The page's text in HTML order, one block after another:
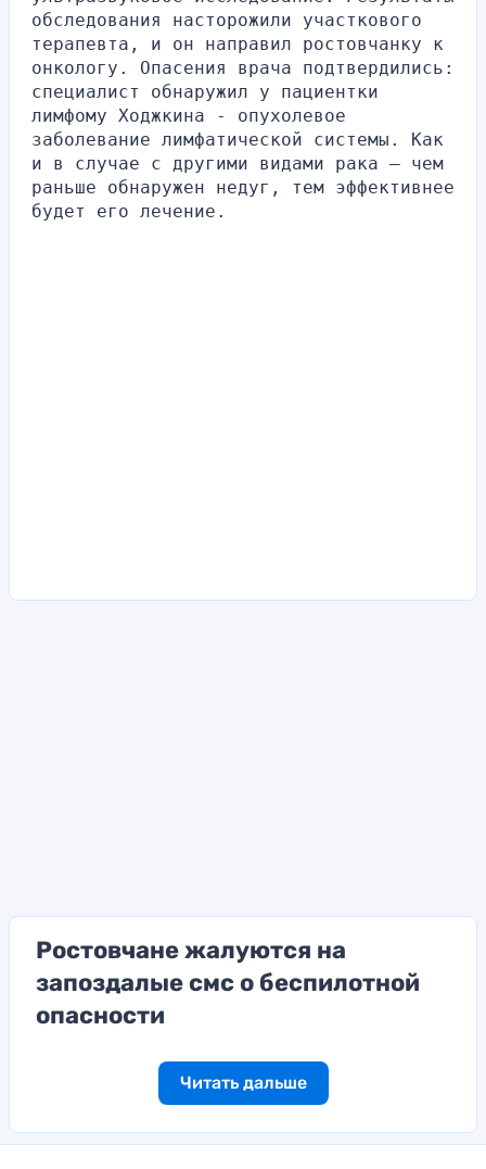
обследования насторожили участкового
терапевта, и он направил ростовчанку к
онкологу. Опасения врача подтвердились:
специалист обнаружил у пациентки
лимфому Ходжкина - опухолевое
заболевание лимфатической системы. Как
и в случае с другими видами рака – чем
раньше обнаружен недуг, тем эффективнее
будет его лечение.
Ростовчане жалуются на
запоздалые смс о беспилотной
опасности
Читать дальше